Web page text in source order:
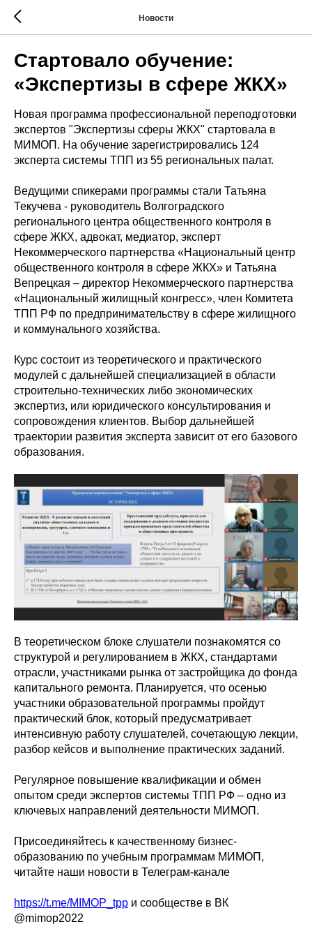
Новости
Стартовало обучение:
«Экспертизы в сфере ЖКХ»
Новая программа профессиональной переподготовки
экспертов "Экспертизы сферы ЖКХ" стартовала в
МИМОП. На обучение зарегистрировались 124
эксперта системы ТПП из 55 региональных палат.
Ведущими спикерами программы стали Татьяна
Текучева - руководитель Волгоградского
регионального центра общественного контроля в
сфере ЖКХ, адвокат, медиатор, эксперт
Некоммерческого партнерства «Национальный центр
общественного контроля в сфере ЖКХ» и Татьяна
Вепрецкая – директор Некоммерческого партнерства
«Национальный жилищный конгресс», член Комитета
ТПП РФ по предпринимательству в сфере жилищного
и коммунального хозяйства.
Курс состоит из теоретического и практического
модулей с дальнейшей специализацией в области
строительно-технических либо экономических
экспертиз, или юридического консультирования и
сопровождения клиентов. Выбор дальнейшей
траектории развития эксперта зависит от его базового
образования.
В теоретическом блоке слушатели познакомятся со
структурой и регулированием в ЖКХ, стандартами
отрасли, участниками рынка от застройщика до фонда
капитального ремонта. Планируется, что осенью
участники образовательной программы пройдут
практический блок, который предусматривает
интенсивную работу слушателей, сочетающую лекции,
разбор кейсов и выполнение практических заданий.
Регулярное повышение квалификации и обмен
опытом среди экспертов системы ТПП РФ – одно из
ключевых направлений деятельности МИМОП.
Присоединяйтесь к качественному бизнес-
образованию по учебным программам МИМОП,
читайте наши новости в Телеграм-канале
https://t.me/MIMOP_tpp и сообществе в ВК
@mimop2022